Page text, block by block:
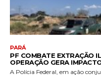
PARÁ
PF COMBATE EXTRAÇÃO
OPERAÇÃO GERA
A Polícia Federal, em ação